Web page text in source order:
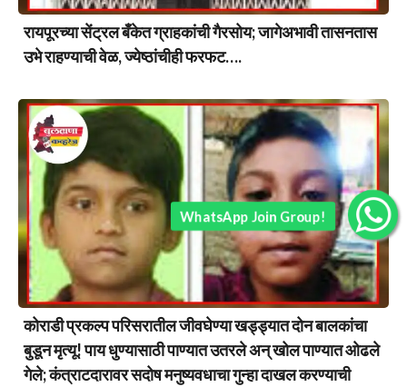
रायपूरच्या सेंट्रल बँकेत ग्राहकांची गैरसोय; जागेअभावी तासनतास
उभे राहण्याची वेळ, ज्येष्ठांचीही फरफट….
कोराडी प्रकल्प परिसरातील जीवघेण्या खड्ड्यात दोन बालकांचा
बुडून मृत्यू! पाय धुण्यासाठी पाण्यात उतरले अन् खोल पाण्यात ओढले
गेले; कंत्राटदारावर सदोष मनुष्यवधाचा गुन्हा दाखल करण्याची
WhatsApp Join Group!